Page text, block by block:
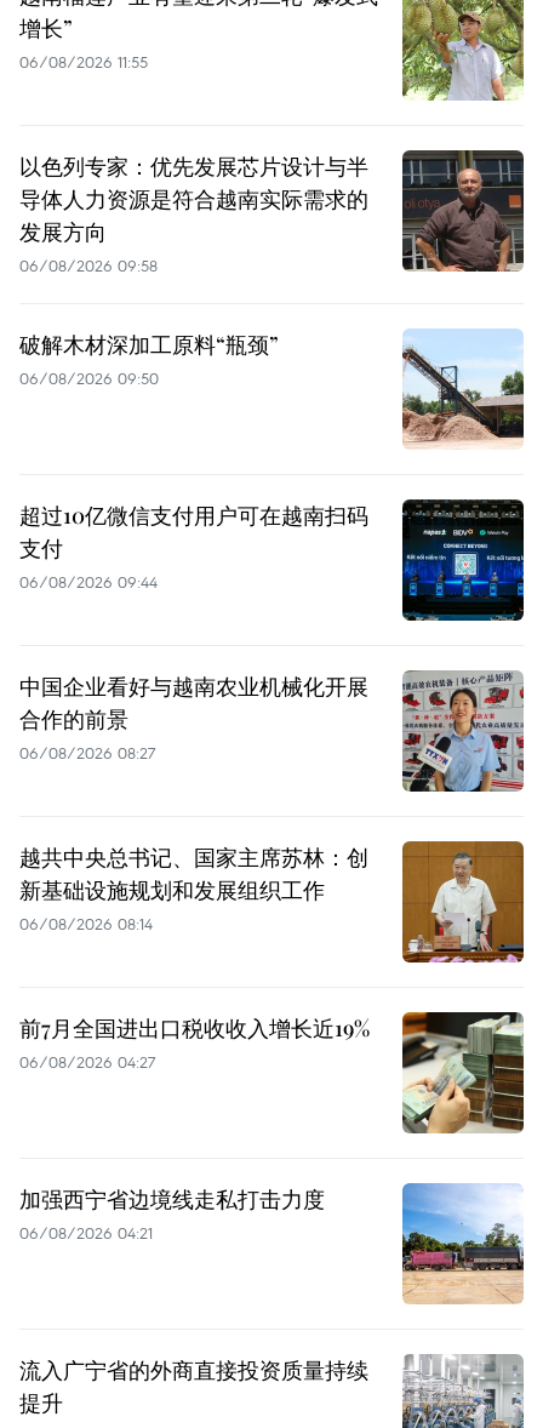
增长”
06/08/2026 11:55
以色列专家：优先发展芯片设计与半
导体人力资源是符合越南实际需求的
发展方向
06/08/2026 09:58
破解木材深加工原料“瓶颈”
06/08/2026 09:50
超过10亿微信支付用户可在越南扫码
支付
06/08/2026 09:44
中国企业看好与越南农业机械化开展
合作的前景
06/08/2026 08:27
越共中央总书记、国家主席苏林：创
新基础设施规划和发展组织工作
06/08/2026 08:14
前7月全国进出口税收收入增长近19%
06/08/2026 04:27
加强西宁省边境线走私打击力度
06/08/2026 04:21
流入广宁省的外商直接投资质量持续
提升